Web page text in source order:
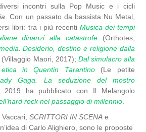
incontri sulla Pop Music e i cicli
. Con un passato da bassista Nu Metal,
libri: tra i più recenti Musica dei tempi
dinanzi alla catastrofe(Orthotes,
Desiderio, destino e religione dalla
(Villaggio Maori, 2017); Dal simulacro alla
in Quentin Tarantino(Le petite
Gaga. La seduzione del mostro
2019 ha pubblicato con Il Melangolo
rock nel passaggio di millennio
,SCRITTORI IN SCENA e
diCarlo Alighiero , sono le proposte